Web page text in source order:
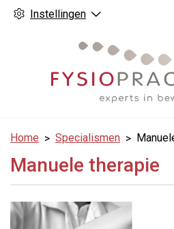
Instellingen
Home Specialismen
Manuele therapie